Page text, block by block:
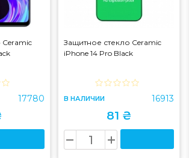
17780
Защитное стекло Ceramic
iPhone 14 Pro Black
В НАЛИЧИИ 16913
81 ₴